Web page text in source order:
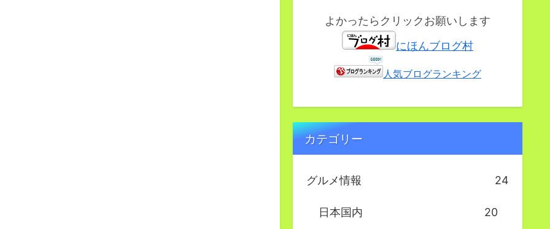
よかったらクリックお願いします
にほんブログ村
人気ブログランキング
カテゴリー
グルメ情報 24
日本国内 20